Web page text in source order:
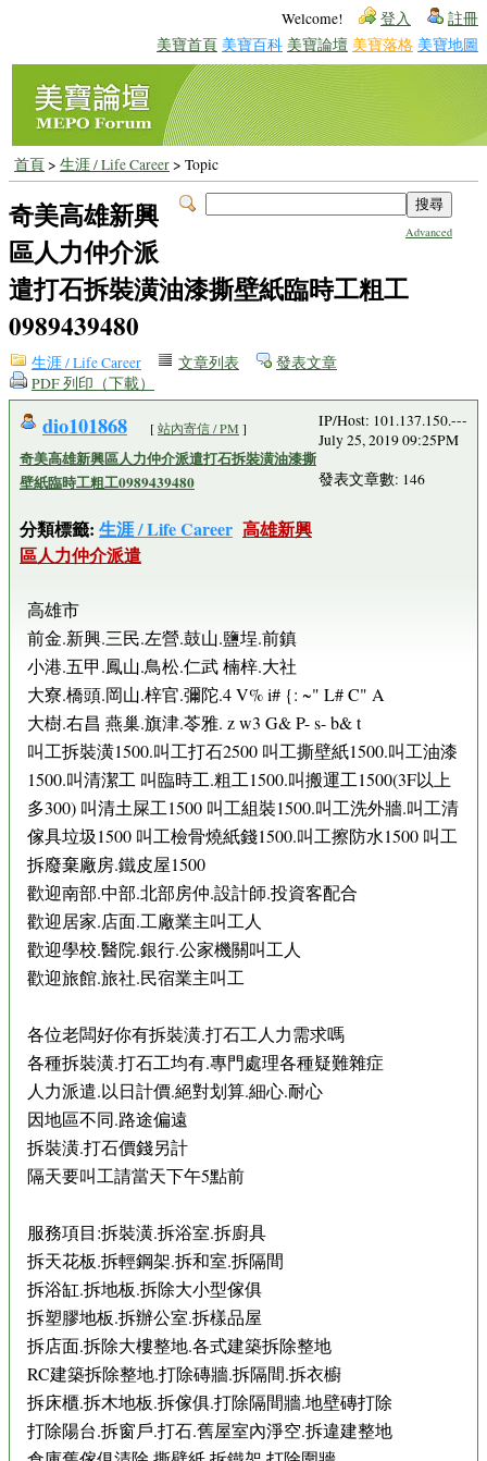
Welcome! 登入 註冊
美寶首頁 美寶百科 美寶論壇 美寶落格 美寶地圖
首頁> 生涯 / Life Career> Topic
Advanced
奇美高雄新興
區人力仲介派
遣打石拆裝潢油漆撕壁紙臨時工粗工
0989439480
生涯 / Life Career 文章列表
發表文章
PDF 列印（下載）
dio101868 [站內寄信 / PM ]
奇美高雄新興區人力仲介派遣打石拆裝潢油漆撕
壁紙臨時工粗工0989439480
分類標籤: 生涯 / Life Career 高雄新興
區人力仲介派遣
IP/Host: 101.137.150.---
July 25, 2019 09:25PM
發表文章數: 146
高雄市
前金.新興.三民.左營.鼓山.鹽埕.前鎮
小港.五甲.鳳山.鳥松.仁武 楠梓.大社
大寮.橋頭.岡山.梓官.彌陀.4 V% i# {: ~" L# C" A
大樹.右昌 燕巢.旗津.苓雅. z w3 G& P- s- b& t
叫工拆裝潢1500.叫工打石2500 叫工撕壁紙1500.叫工油漆
1500.叫清潔工 叫臨時工.粗工1500.叫搬運工1500(3F以上
多300) 叫清土屎工1500 叫工組裝1500.叫工洗外牆.叫工清
傢具垃圾1500 叫工檢骨燒紙錢1500.叫工擦防水1500 叫工
拆廢棄廠房.鐵皮屋1500
歡迎南部.中部.北部房仲.設計師.投資客配合
歡迎居家.店面.工廠業主叫工人
歡迎學校.醫院.銀行.公家機關叫工人
歡迎旅館.旅社.民宿業主叫工
各位老闆好你有拆裝潢.打石工人力需求嗎
各種拆裝潢.打石工均有.專門處理各種疑難雜症
人力派遣.以日計價.絕對划算.細心.耐心
因地區不同.路途偏遠
拆裝潢.打石價錢另計
隔天要叫工請當天下午5點前
服務項目:拆裝潢.拆浴室.拆廚具
拆天花板.拆輕鋼架.拆和室.拆隔間
拆浴缸.拆地板.拆除大小型傢俱
拆塑膠地板.拆辦公室.拆樣品屋
拆店面.拆除大樓整地.各式建築拆除整地
RC建築拆除整地.打除磚牆.拆隔間.拆衣櫥
拆床櫃.拆木地板.拆傢俱.打除隔間牆.地壁磚打除
打除陽台.拆窗戶.打石.舊屋室內淨空.拆違建整地